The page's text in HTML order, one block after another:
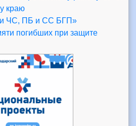
краю
и ЧС, ПБ и СС БГП»
погибших при защите